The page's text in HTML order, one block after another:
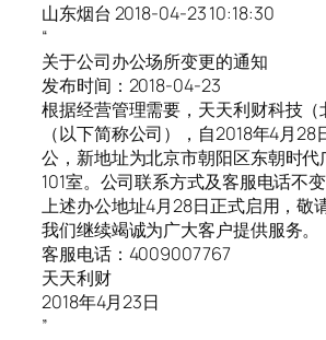
山东烟台 2018-04-23 10:18:30
“
关于公司办公场所变更的通知
发布时间：2018-04-23
根据经营管理需要，天天利财科技（
（以下简称公司），自2018年4月28
公，新地址为北京市朝阳区东朝时代
101室。公司联系方式及客服电话不变
上述办公地址4月28日正式启用，敬
我们继续竭诚为广大客户提供服务。
客服电话：4009007767
天天利财
2018年4月23日
”